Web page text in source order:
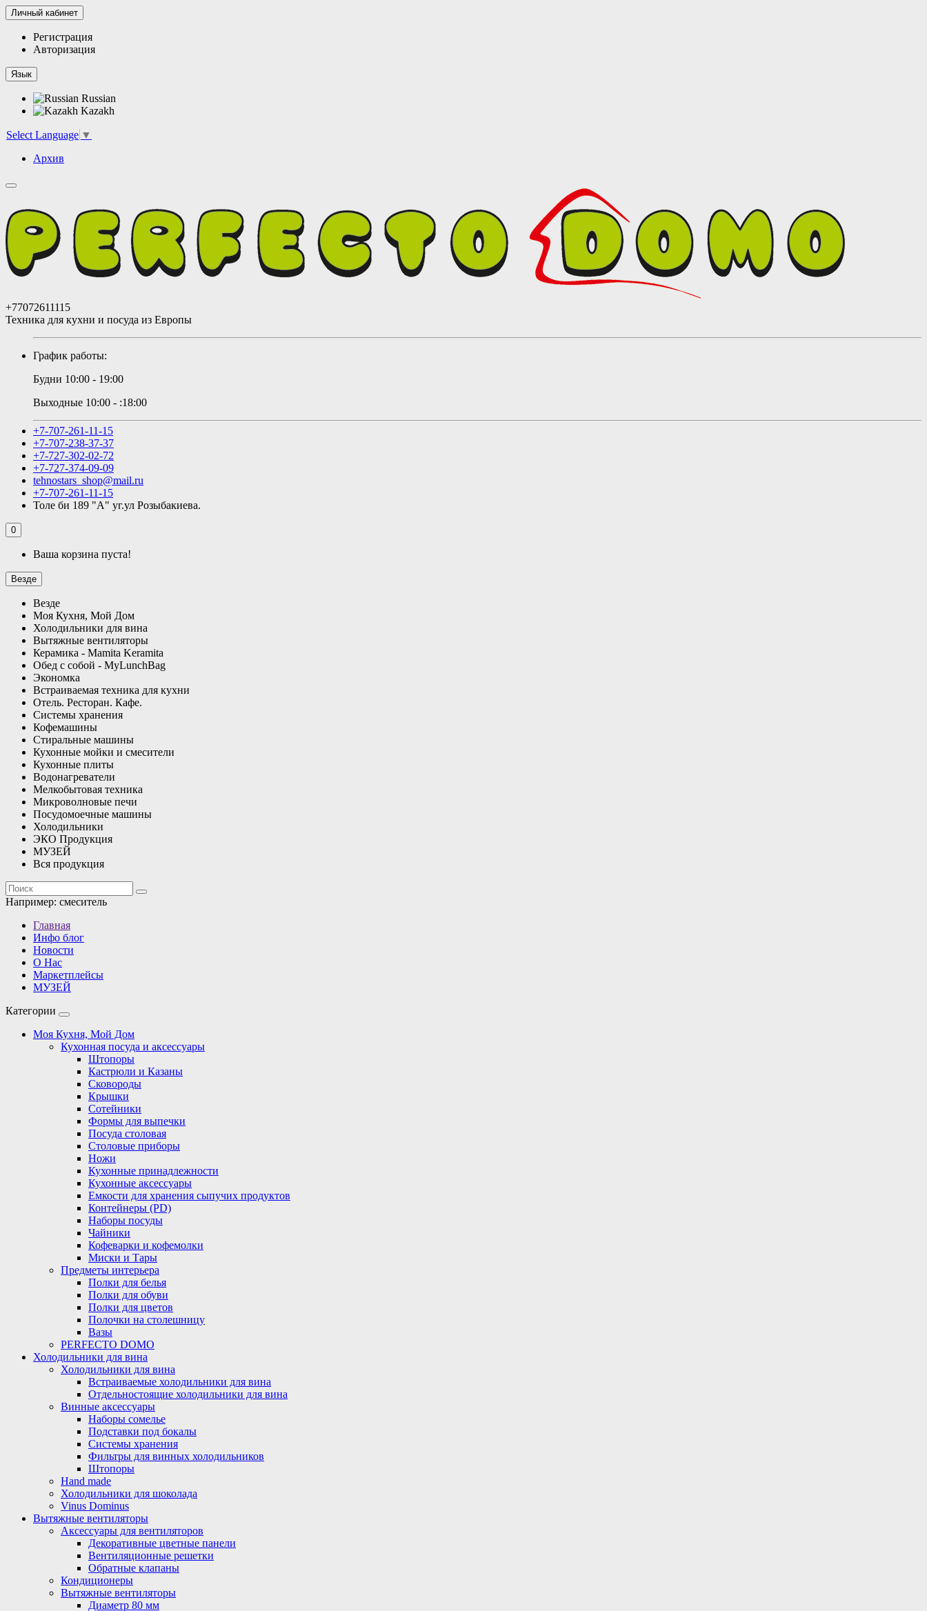
Личный кабинет
Регистрация
Авторизация
Язык
Russian
Kazakh
Select Language ▼
Архив
+77072611115
Техника для кухни и посуда из Европы
График работы:
Будни 10:00 - 19:00
Выходные 10:00 - :18:00
+7-707-261-11-15
+7-707-238-37-37
+7-727-302-02-72
+7-727-374-09-09
tehnostars_shop@mail.ru
+7-707-261-11-15
Толе би 189 "А" уг.ул Розыбакиева.
0
Ваша корзина пуста!
Везде
Везде
Моя Кухня, Мой Дом
Холодильники для вина
Вытяжные вентиляторы
Керамика - Mamita Keramita
Обед с собой - MyLunchBag
Экономка
Встраиваемая техника для кухни
Отель. Ресторан. Кафе.
Системы хранения
Кофемашины
Стиральные машины
Кухонные мойки и смесители
Кухонные плиты
Водонагреватели
Мелкобытовая техника
Микроволновые печи
Посудомоечные машины
Холодильники
ЭКО Продукция
МУЗЕЙ
Вся продукция
Например: смеситель
Главная
Инфо блог
Новости
О Нас
Маркетплейсы
МУЗЕЙ
Категории
Моя Кухня, Мой Дом
Кухонная посуда и аксессуары
Штопоры
Кастрюли и Казаны
Сковороды
Крышки
Сотейники
Формы для выпечки
Посуда столовая
Столовые приборы
Ножи
Кухонные принадлежности
Кухонные аксессуары
Емкости для хранения сыпучих продуктов
Контейнеры (PD)
Наборы посуды
Чайники
Кофеварки и кофемолки
Миски и Тары
Предметы интерьера
Полки для белья
Полки для обуви
Полки для цветов
Полочки на столешницу
Вазы
PERFECTO DOMO
Холодильники для вина
Холодильники для вина
Встраиваемые холодильники для вина
Отдельностоящие холодильники для вина
Винные аксессуары
Наборы сомелье
Подставки под бокалы
Системы хранения
Фильтры для винных холодильников
Штопоры
Hand made
Холодильники для шоколада
Vinus Dominus
Вытяжные вентиляторы
Аксессуары для вентиляторов
Декоративные цветные панели
Вентиляционные решетки
Обратные клапаны
Кондиционеры
Вытяжные вентиляторы
Диаметр 80 мм